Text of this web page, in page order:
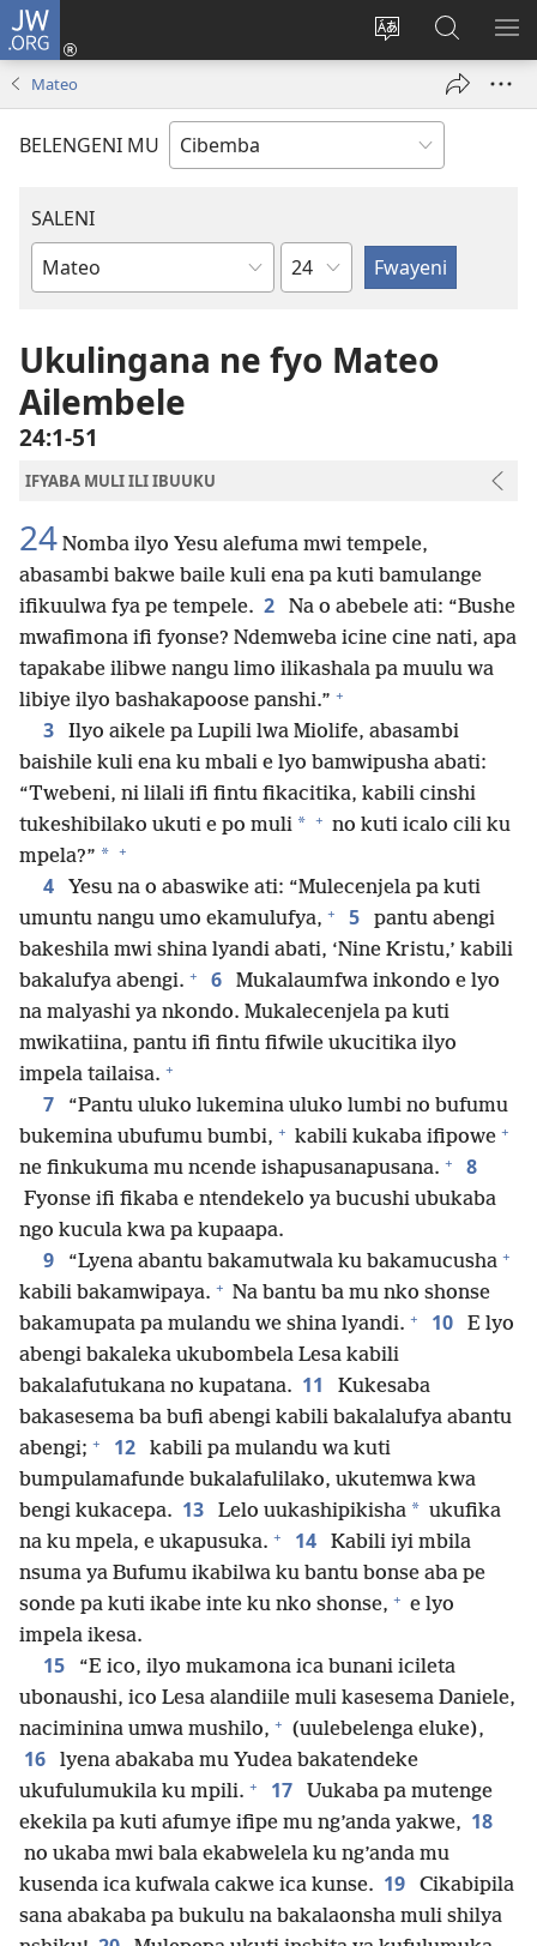
JW.ORG
Bikenipo
Isuleni
(yalaisula Fwayeni
pa
JW.ORG
Mateo
BELENGENI MU
SALENI
Amabuuku
mu
Baibo
Icipandwa
Ukulingana ne fyo Mateo
Ailembele
24:1-51
IFYABA MULI ILI IBUUKU
24 Nomba ilyo Yesu alefuma mwi tempele,
abasambi bakwe baile kuli ena pa kuti bamulange
ifikuulwa fya pe tempele. 2
Na o abebele ati: “Bushe
mwafimona ifi fyonse? Ndemweba icine cine nati, apa
tapakabe ilibwe nangu limo ilikashala pa muulu wa
libiye ilyo bashakapoose panshi.” +
3
Ilyo aikele pa Lupili lwa Miolife, abasambi
baishile kuli ena ku mbali e lyo bamwipusha abati:
“Twebeni, ni lilali ifi fintu fikacitika, kabili cinshi
tukeshibilako ukuti e po muli * + no kuti icalo cili ku
mpela?” * +
4
Yesu na o abaswike ati: “Mulecenjela pa kuti
umuntu nangu umo ekamulufya, + 5
pantu abengi
bakeshila mwi shina lyandi abati, ‘Nine Kristu,’ kabili
bakalufya abengi. + 6
Mukalaumfwa inkondo e lyo
na malyashi ya nkondo. Mukalecenjela pa kuti
mwikatiina, pantu ifi fintu fifwile ukucitika ilyo
impela tailaisa. +
7
“Pantu uluko lukemina uluko lumbi no bufumu
bukemina ubufumu bumbi, + kabili kukaba ifipowe +
ne finkukuma mu ncende ishapusanapusana. + 8
Fyonse ifi fikaba e ntendekelo ya bucushi ubukaba
ngo kucula kwa pa kupaapa.
9 “Lyena abantu bakamutwala ku bakamucusha +
kabili bakamwipaya. + Na bantu ba mu nko shonse
bakamupata pa mulandu we shina lyandi. + 10
E lyo
abengi bakaleka ukubombela Lesa kabili
bakalafutukana no kupatana. 11
Kukesaba
bakasesema ba bufi abengi kabili bakalalufya abantu
abengi; + 12
kabili pa mulandu wa kuti
bumpulamafunde bukalafulilako, ukutemwa kwa
bengi kukacepa. 13 Lelo uukashipikisha * ukufika
na ku mpela, e ukapusuka. + 14
Kabili iyi mbila
nsuma ya Bufumu ikabilwa ku bantu bonse aba pe
sonde pa kuti ikabe inte ku nko shonse, + e lyo
impela ikesa.
15
“E ico, ilyo mukamona ica bunani icileta
ubonaushi, ico Lesa alandiile muli kasesema Daniele,
naciminina umwa mushilo, + (uulebelenga eluke),
16
lyena abakaba mu Yudea bakatendeke
ukufulumukila ku mpili. + 17
Uukaba pa mutenge
ekekila pa kuti afumye ifipe mu ng’anda yakwe, 18
no ukaba mwi bala ekabwelela ku ng’anda mu
kusenda ica kufwala cakwe ica kunse. 19
Cikabipila
sana abakaba pa bukulu na bakalaonsha muli shilya